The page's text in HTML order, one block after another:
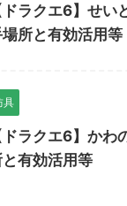
ドラクエ6】せい
所と有効活用等
具
ドラクエ6】かわ
と有効活用等